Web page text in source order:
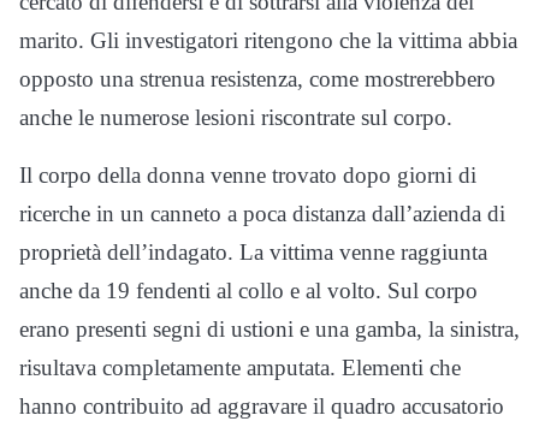
marito. Gli investigatori ritengono che la vittima abbia
opposto una strenua resistenza, come mostrerebbero
anche le numerose lesioni riscontrate sul corpo.
Il corpo della donna venne trovato dopo giorni di
ricerche in un canneto a poca distanza dall’azienda di
proprietà dell’indagato. La vittima venne raggiunta
anche da 19 fendenti al collo e al volto. Sul corpo
erano presenti segni di ustioni e una gamba, la sinistra,
risultava completamente amputata. Elementi che
hanno contribuito ad aggravare il quadro accusatorio